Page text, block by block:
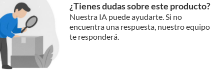
¿Tienes dudas sobre este producto?
Nuestra IA puede ayudarte. Si no
encuentra una respuesta, nuestro equipo
te responderá.